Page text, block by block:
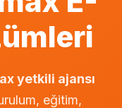
yetkili ajansı
eğitim,